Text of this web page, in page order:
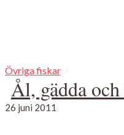
Övriga fiskar
Ål, gädda
26 juni 2011